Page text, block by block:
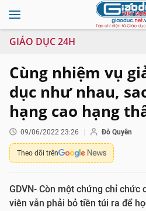
GIÁO DỤC 24H
Cùng nhiệm vụ
dục như nhau,
hạng cao hạng
09/06/2022 23:26 Đỗ Quyên
Theo dõi trên
GDVN- Còn một chứng chỉ chức
viên vẫn phải bỏ tiền túi ra để